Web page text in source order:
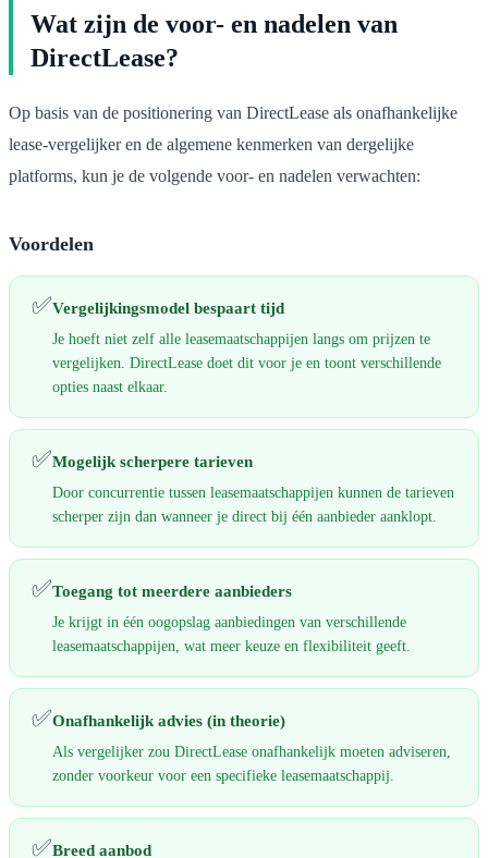
Wat zijn de voor- en nadelen van
DirectLease?
Op basis van de positionering van DirectLease als onafhankelijke
lease-vergelijker en de algemene kenmerken van dergelijke
platforms, kun je de volgende voor- en nadelen verwachten:
Voordelen
✅Vergelijkingsmodel bespaart tijd
Je hoeft niet zelf alle leasemaatschappijen langs om prijzen te
vergelijken. DirectLease doet dit voor je en toont verschillende
opties naast elkaar.
✅Mogelijk scherpere tarieven
Door concurrentie tussen leasemaatschappijen kunnen de tarieven
scherper zijn dan wanneer je direct bij één aanbieder aanklopt.
✅Toegang tot meerdere aanbieders
Je krijgt in één oogopslag aanbiedingen van verschillende
leasemaatschappijen, wat meer keuze en flexibiliteit geeft.
✅Onafhankelijk advies (in theorie)
Als vergelijker zou DirectLease onafhankelijk moeten adviseren,
zonder voorkeur voor een specifieke leasemaatschappij.
✅Breed aanbod